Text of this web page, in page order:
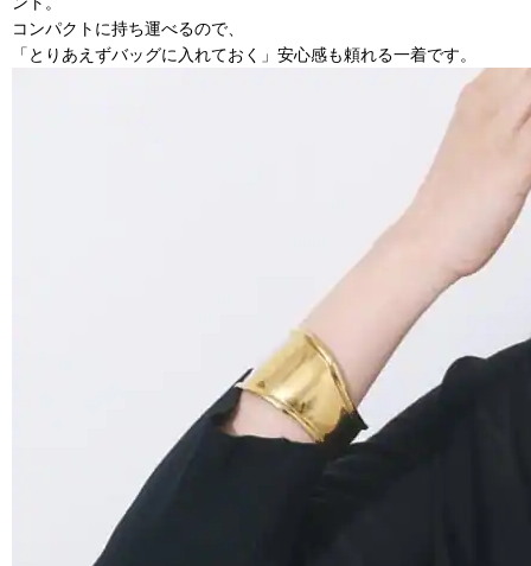
コンパクトに持ち運べるので、
「とりあえずバッグに入れておく」安心感も頼れる一着です。